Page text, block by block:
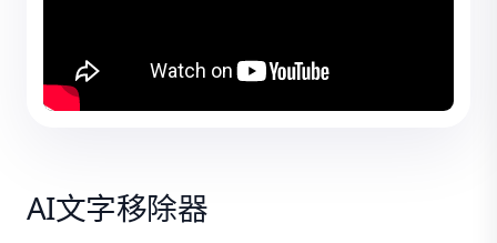
AI文字移除器